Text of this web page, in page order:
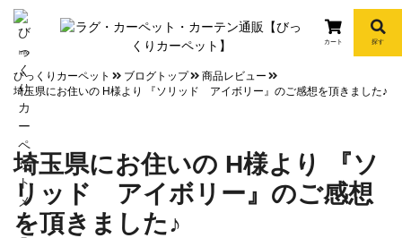
info
カート 探す
びっくりカーペット ブログトップ
商品レビュー
埼玉県にお住いの H様より 『ソリッド アイボリー』のご感想を頂きました♪
埼玉県にお住いの H様より 『ソ
リッド アイボリー』のご感想
を頂きました♪